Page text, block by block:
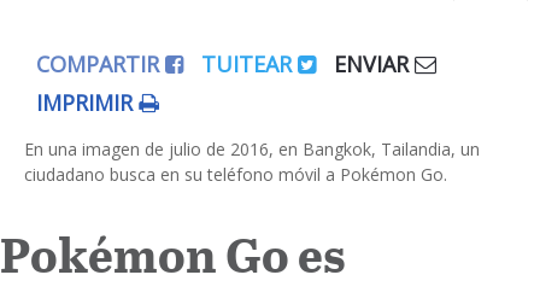
Editorial
Nacional
Internacional
COMPARTIR TUITEAR
ENVIAR
IMPRIMIR
En una imagen de julio de 2016, en Bangkok, Tailandia, un
ciudadano busca en su teléfono móvil a Pokémon Go.
Pokémon Go es